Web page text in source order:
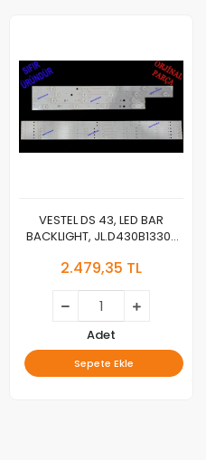
VESTEL DS 43, LED BAR
BACKLIGHT, JL.D430B1330-
JL.D430B1330-078BS-
30108747CB11
2.479,35 TL
Adet
Sepete Ekle